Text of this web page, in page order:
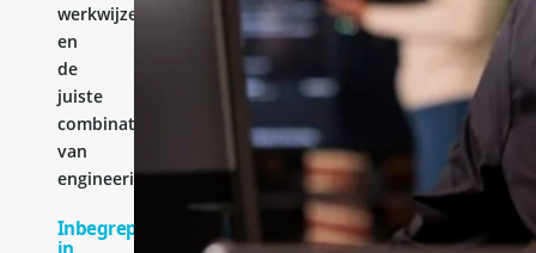
werkwijze
en
de
juiste
combinatie
van
engineeringervaring.
Inbegrepen